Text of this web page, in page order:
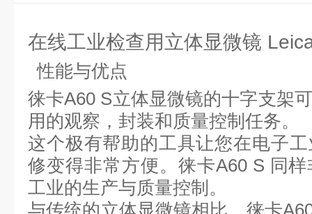
在线工业检查用立体显微镜
性能与优点
徕卡A60 S立体显微镜的十字支架
用的观察，封装和质量控制任务。
这个极有帮助的工具让您在电子
修变得非常方便。徕卡A60 S 同
工业的生产与质量控制。
与传统的立体显微镜相比，徕卡